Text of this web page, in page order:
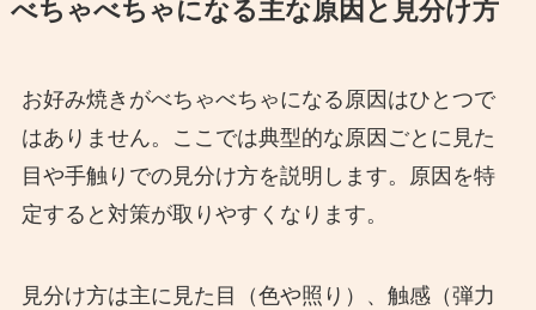
べちゃべちゃになる主な原因と見分け方
お好み焼きがべちゃべちゃになる原因はひとつで
はありません。ここでは典型的な原因ごとに見た
目や手触りでの見分け方を説明します。原因を特
定すると対策が取りやすくなります。
見分け方は主に見た目（色や照り）、触感（弾力